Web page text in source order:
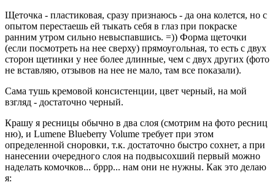
Щеточка - пластиковая, сразу признаюсь - да она колется, но с
опытом перестаешь ей тыкать себя в глаз при покраске
ранним утром сильно невыспавшись. =)) Форма щеточки
(если посмотреть на нее сверху) прямоугольная, то есть с двух
сторон щетинки у нее более длинные, чем с двух других (фото
не вставляю, отзывов на нее не мало, там все показали).
Сама тушь кремовой консистенции, цвет черный, на мой
взгляд - достаточно черный.
Крашу я ресницы обычно в два слоя (смотрим на фото ресниц
ню), и Lumene Blueberry Volume требует при этом
определенной сноровки, т.к. достаточно быстро сохнет, а при
нанесении очередного слоя на подвысохший первый можно
наделать комочков... бррр... нам они не нужны. Как это делаю
я: